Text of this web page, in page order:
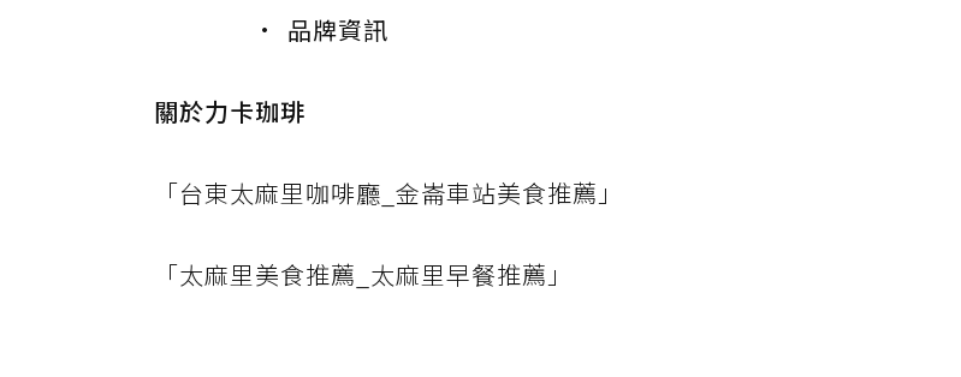
品牌資訊
關於力卡珈琲
「台東太麻里咖啡廳_金崙車站美食推薦」
「太麻里美食推薦_太麻里早餐推薦」